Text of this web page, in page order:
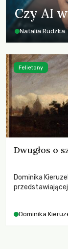
Czy AI
Natalia Rudzka
Dwugłos o
Dominika
Dominika
Felietony